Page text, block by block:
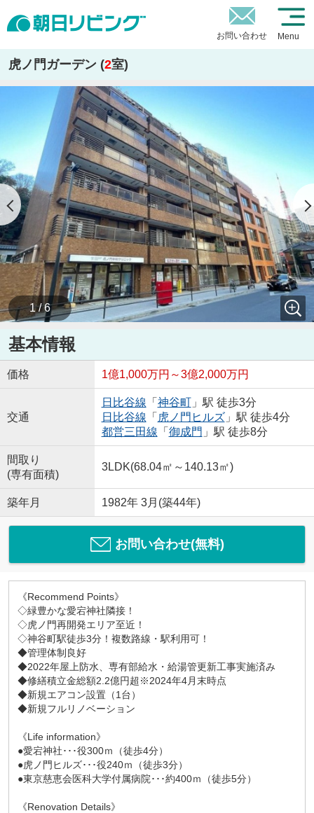
お問い合わせ Menu
虎ノ門ガーデン (2室)
1 / 6
基本情報
価格 1億1,000万円～3億2,000万円
交通
日比谷線 「 神谷町」駅 徒歩3分
日比谷線 「 虎ノ門ヒルズ」駅 徒歩4分
都営三田線 「 御成門 」駅 徒歩8分
間取り
(専有面積)
3LDK(68.04㎡～140.13㎡)
築年月 1982年 3月(築44年)
お問い合わせ(無料)
《Recommend Points》
◇緑豊かな愛宕神社隣接！
◇虎ノ門再開発エリア至近！
◇神谷町駅徒歩3分！複数路線・駅利用可！
◆管理体制良好
◆2022年屋上防水、専有部給水・給湯管更新工事実施済み
◆修繕積立金総額2.2億円超※2024年4月末時点
◆新規エアコン設置（1台）
◆新規フルリノベーション
《Life information》
●愛宕神社･･･役300ｍ（徒歩4分）
●虎ノ門ヒルズ･･･役240ｍ（徒歩3分）
●東京慈恵会医科大学付属病院･･･約400ｍ（徒歩5分）
《Renovation Details》